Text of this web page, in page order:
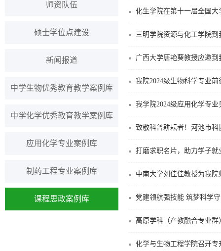
师资队伍
硕士学位点建设
新闻报道
中学生物优秀教育教学案例库
中学化学优秀教育教学案例库
应用化学专业案例库
制药工程专业案例库
课程思政案例库
化生学院在第十一届全国
三明学院资源与化工学院
广西大学唐艳葵教授应邀
我院2024级生物科学专业
我学院2024级应用化学专
致敬科普耕耘者！河池市
打磨求职名片，助力学子
中南大学刘佳佳教授为我
党建领航强技能 筑梦科学
高原学科（产教融合专业
化学与生物工程学院召开